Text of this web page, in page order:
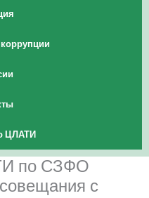
ЦЛАТИ
по СЗФО
с